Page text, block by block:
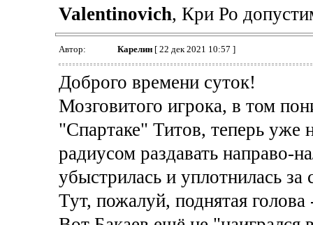
Valentinovich, Кри Ро
Автор: Карелин[ 22 дек 2021 10:57 ]
Доброго времени суток!
Мозговитого игрока, в том
"Спартаке" Титов, теперь уже
радиусом раздавать направо-
убыстрилась и уплотнилась за
Тут, пожалуй, поднятая